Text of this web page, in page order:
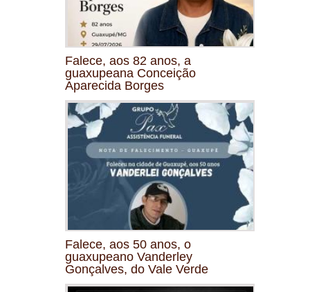
Falece, aos 82 anos, a
guaxupeana Conceição
Aparecida Borges
Falece, aos 50 anos, o
guaxupeano Vanderley
Gonçalves, do Vale Verde